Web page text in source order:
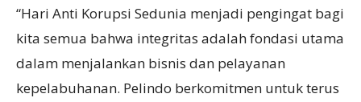
“Hari Anti Korupsi Sedunia menjadi pengingat bagi
kita semua bahwa integritas adalah fondasi utama
dalam menjalankan bisnis dan pelayanan
kepelabuhanan. Pelindo berkomitmen untuk terus